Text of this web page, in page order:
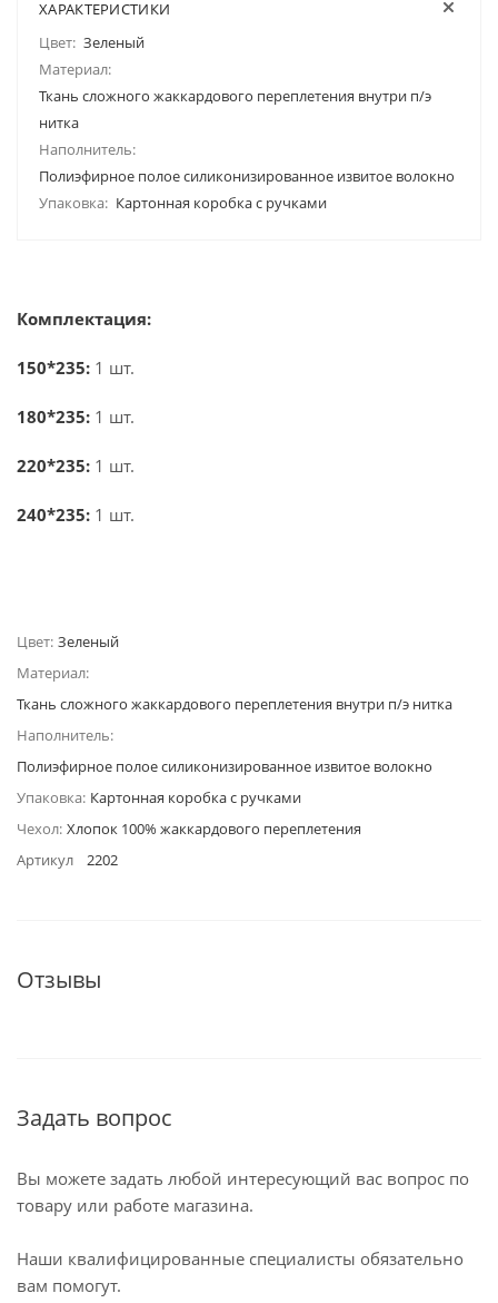
ХАРАКТЕРИСТИКИ
Цвет: Зеленый
Материал:
Ткань сложного жаккардового переплетения внутри п/э
нитка
Наполнитель:
Полиэфирное полое силиконизированное извитое волокно
Упаковка: Картонная коробка с ручками
Комплектация:
150*235: 1 шт.
180*235: 1 шт.
220*235: 1 шт.
240*235: 1 шт.
Цвет: Зеленый
Материал:
Ткань сложного жаккардового переплетения внутри п/э нитка
Наполнитель:
Полиэфирное полое силиконизированное извитое волокно
Упаковка: Картонная коробка с ручками
Чехол: Хлопок 100% жаккардового переплетения
Артикул
2202
Отзывы
Задать вопрос
Вы можете задать любой интересующий вас вопрос по
товару или работе магазина.
Наши квалифицированные специалисты обязательно
вам помогут.